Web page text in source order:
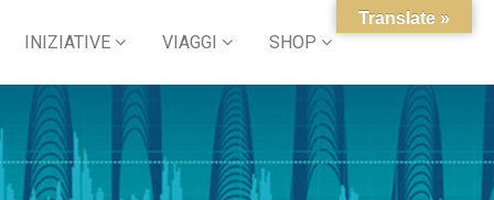
INIZIATIVE VIAGGI SHOP
Translate »